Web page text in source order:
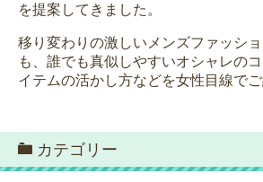
を提案してきました。
移り変わりの激しいメンズファッシ
も、誰でも真似しやすいオシャレの
イテムの活かし方などを女性目線でご
カテゴリー